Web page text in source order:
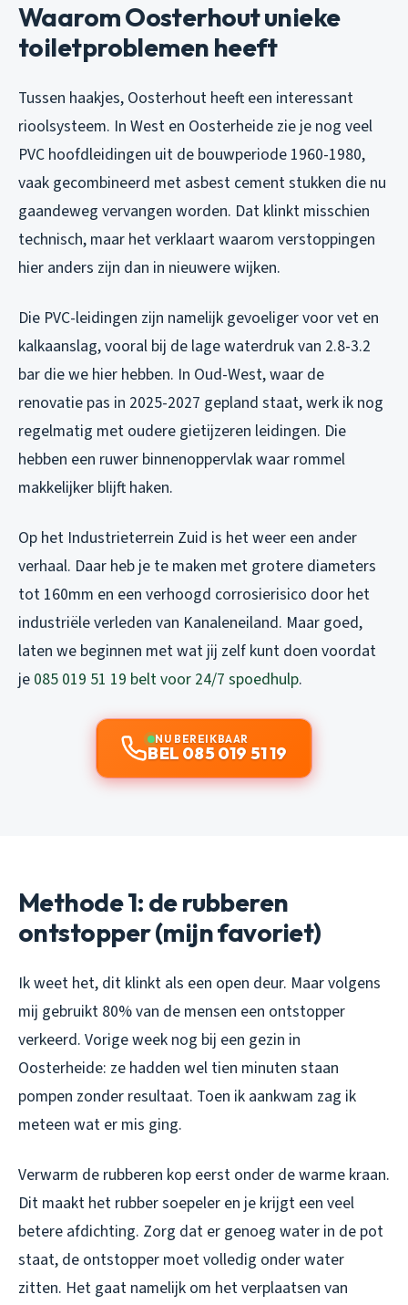
Waarom Oosterhout unieke
toiletproblemen heeft
Tussen haakjes, Oosterhout heeft een interessant
rioolsysteem. In West en Oosterheide zie je nog veel
PVC hoofdleidingen uit de bouwperiode 1960-1980,
vaak gecombineerd met asbest cement stukken die nu
gaandeweg vervangen worden. Dat klinkt misschien
technisch, maar het verklaart waarom verstoppingen
hier anders zijn dan in nieuwere wijken.
Die PVC-leidingen zijn namelijk gevoeliger voor vet en
kalkaanslag, vooral bij de lage waterdruk van 2.8-3.2
bar die we hier hebben. In Oud-West, waar de
renovatie pas in 2025-2027 gepland staat, werk ik nog
regelmatig met oudere gietijzeren leidingen. Die
hebben een ruwer binnenoppervlak waar rommel
makkelijker blijft haken.
Op het Industrieterrein Zuid is het weer een ander
verhaal. Daar heb je te maken met grotere diameters
tot 160mm en een verhoogd corrosierisico door het
industriële verleden van Kanaleneiland. Maar goed,
laten we beginnen met wat jij zelf kunt doen voordat
je 085 019 51 19 belt voor 24/7 spoedhulp.
NU BEREIKBAAR
BEL 085 019 51 19
Methode 1: de rubberen
ontstopper (mijn favoriet)
Ik weet het, dit klinkt als een open deur. Maar volgens
mij gebruikt 80% van de mensen een ontstopper
verkeerd. Vorige week nog bij een gezin in
Oosterheide: ze hadden wel tien minuten staan
pompen zonder resultaat. Toen ik aankwam zag ik
meteen wat er mis ging.
Verwarm de rubberen kop eerst onder de warme kraan.
Dit maakt het rubber soepeler en je krijgt een veel
betere afdichting. Zorg dat er genoeg water in de pot
staat, de ontstopper moet volledig onder water
zitten. Het gaat namelijk om het verplaatsen van